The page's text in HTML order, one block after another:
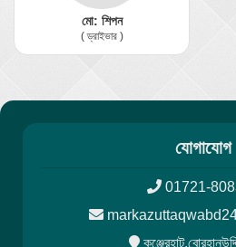
মো: শিপন
( ড্রাইভার )
যোগাযোগ
01721-